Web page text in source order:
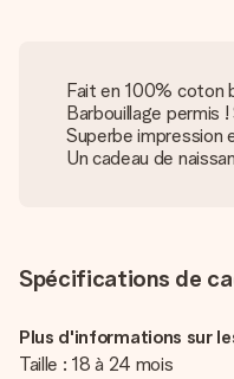
Fait en 100% coton
Barbouillage permis
Superbe impression
Un cadeau de
Spécifications de
Plus d'informations sur
Taille : 18 à 24 mois